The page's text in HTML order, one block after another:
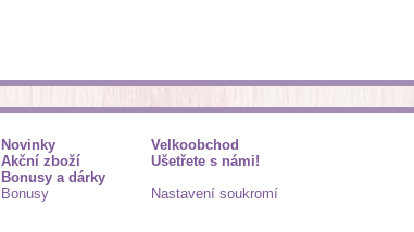
Novinky
Akční zboží
Bonusy a dárky
Bonusy
Velkoobchod
Ušetřete s námi!
Nastavení soukromí